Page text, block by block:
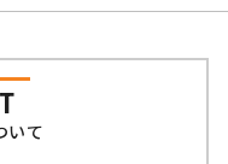
いて